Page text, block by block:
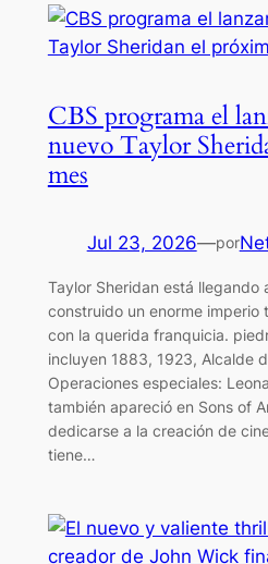
CBS programa el
nuevo Taylor
mes
Jul 23, 2026—por
Taylor Sheridan está llegando
construido un enorme imperio
con la querida franquicia.
incluyen 1883, 1923, Alcalde
Operaciones especiales:
también apareció en Sons of
dedicarse a la creación de
tiene…